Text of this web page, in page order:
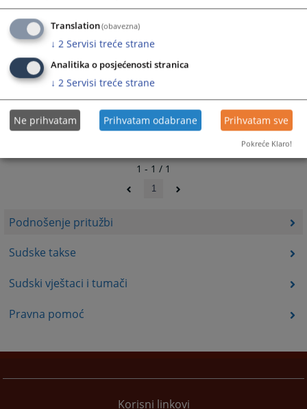
Podnošenje pritužbi
Sudske takse
Sudski vještaci i tumači
Pravna pomoć
1 - 1 / 1
1
Korisni linkovi
Translation(obavezna)
↓ 2 Servisi treće strane
Analitika o posjećenosti stranica
↓ 2 Servisi treće strane
Ne prihvatam Prihvatam odabrane Prihvatam sve
Pokreće Klaro!